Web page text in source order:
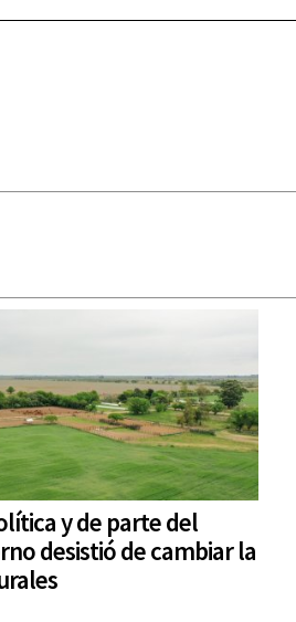
y de parte del
desistió de cambiar la